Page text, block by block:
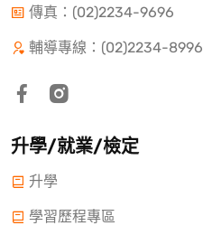
傳真：(02)2234-9696
輔導專線：(02)2234-8996
升學/就業/檢定
升學
學習歷程專區